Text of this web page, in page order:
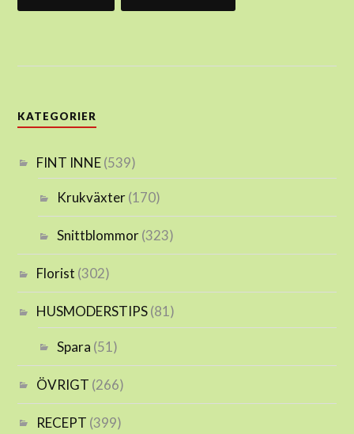
KATEGORIER
FINT INNE(539)
Krukväxter(170)
Snittblommor(323)
Florist (302)
HUSMODERSTIPS(81)
Spara (51)
ÖVRIGT (266)
RECEPT (399)